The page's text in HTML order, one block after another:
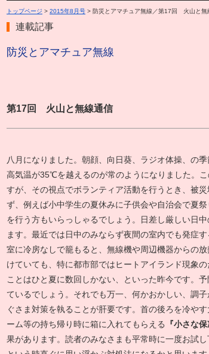
トップページ > 2015年8月号 > 防災とアマチュア無線／第17回 火山と無
連載記事
防災とアマチュア無線
第17回 火山と無線通信
八月になりました。朝顔、向日葵、ラジオ体操、の
高気温が35℃を越えるのが常のようになりました。
すが、その視点でボランティア活動を行うとき、被
ず、例えば小中学生の夏休みに子供会や自治会で夏
を行う方もいらっしゃるでしょう。日差し厳しい日
ます。最近では日中のみならず夜間の室内でも発症
室に冷房なしで籠もると、無線機や周辺機器からの
けていても、特に都市部ではヒートアイランド現象
ことはひと夏に数回しかない、といった昨今です。
ているでしょう。それでも万一、何かおかしい、調
ぐさま対策を執ることが肝要です。首の後ろを冷や
ーム等の持ち帰り時に箱に入れてもらえる
『小さな
果があります。読者のみなさまも平常時に一度お試